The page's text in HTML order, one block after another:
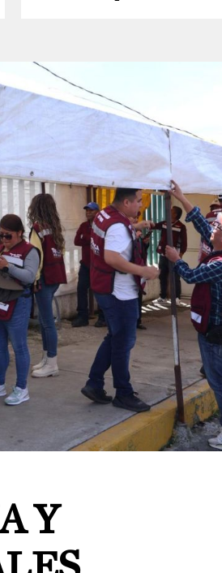
Y